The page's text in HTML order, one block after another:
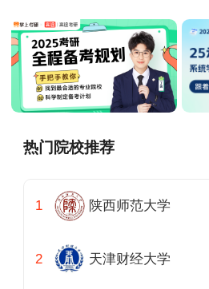
热门院校推荐
陕西师范大学
天津财经大学